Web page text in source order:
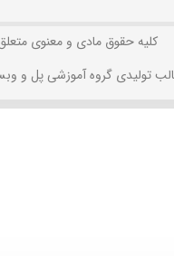
کلیه حقوق مادی و معنوی
تولیدی گروه آموزشی پل و